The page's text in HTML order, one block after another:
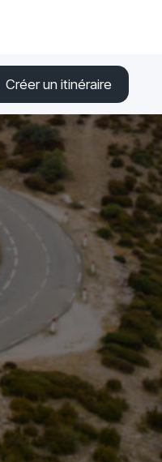
Créer un itinéraire